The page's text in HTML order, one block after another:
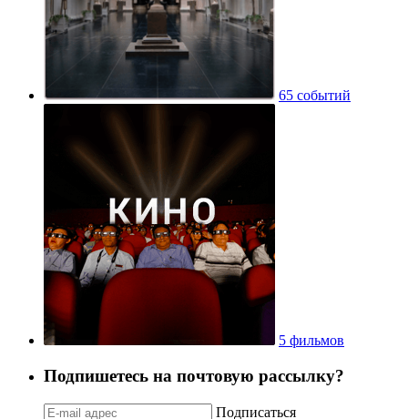
65 событий
5 фильмов
Подпишетесь на почтовую рассылку?
Подписаться